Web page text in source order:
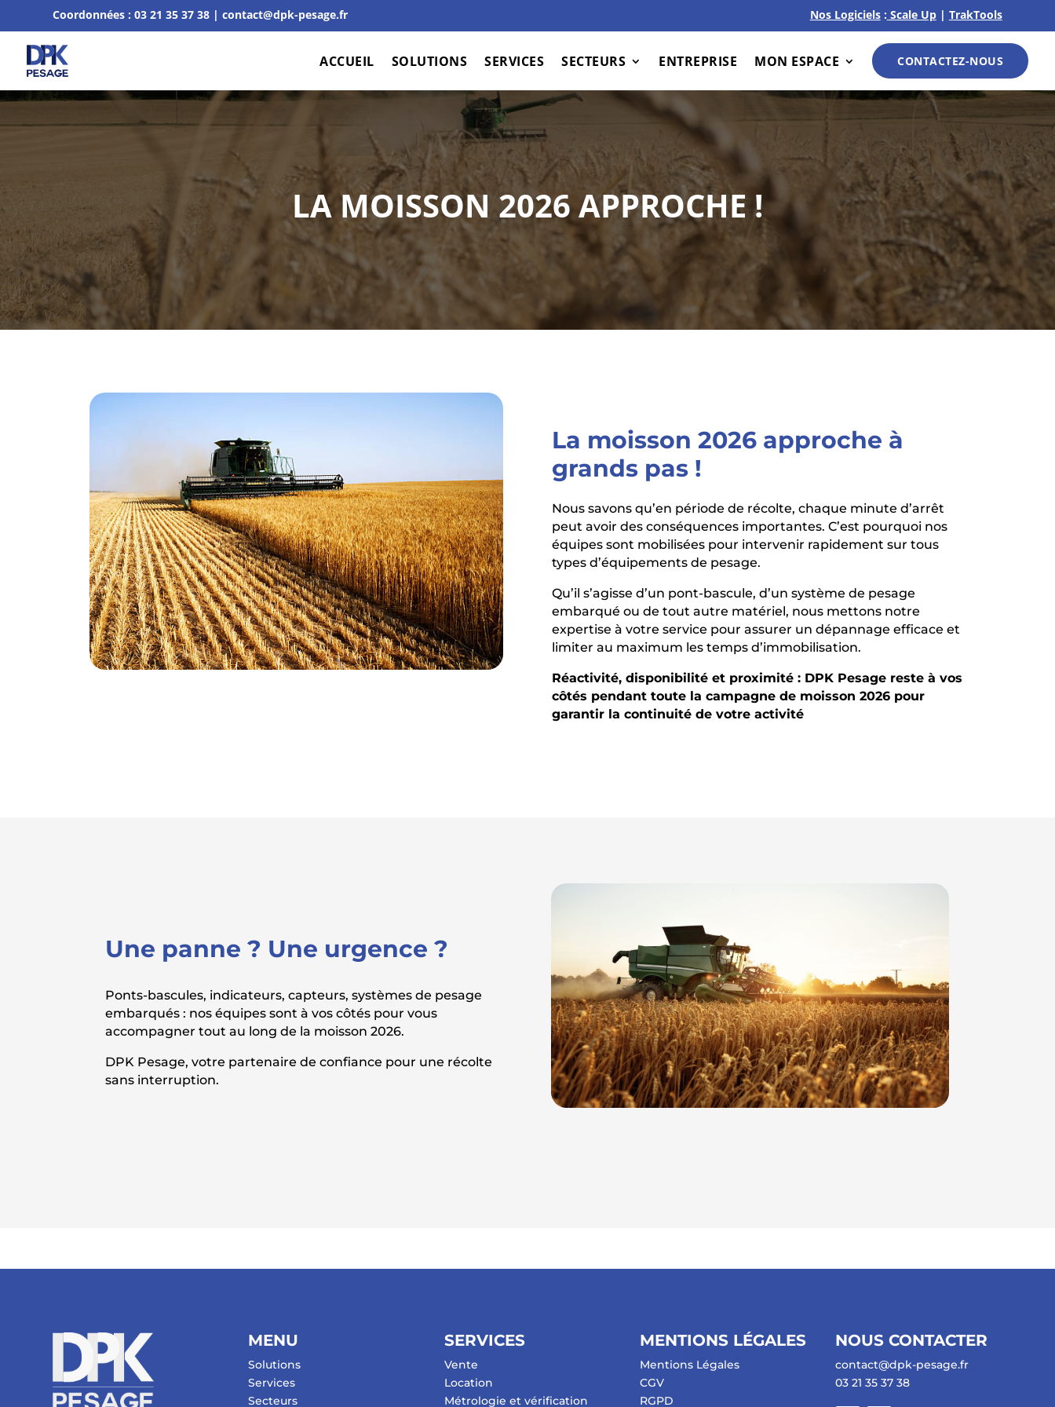
Coordonnées :03 21 35 37 38 |contact@dpk-pesage.fr Nos Logiciels: Scale Up| TrakTools
ACCUEIL SOLUTIONS SERVICES SECTEURS ENTREPRISE MON ESPACE CONTACTEZ-NOUS
LA MOISSON 2026 APPROCHE !
La moisson 2026 approche à
grands pas !
Nous savons qu’en période de récolte, chaque minute d’arrêt
peut avoir des conséquences importantes. C’est pourquoi nos
équipes sont mobilisées pour intervenir rapidement sur tous
types d’équipements de pesage.
Qu’il s’agisse d’un pont-bascule, d’un système de pesage
embarqué ou de tout autre matériel, nous mettons notre
expertise à votre service pour assurer un dépannage efficace et
limiter au maximum les temps d’immobilisation.
Réactivité, disponibilité et proximité : DPK Pesage reste à vos
côtés pendant toute la campagne de moisson 2026 pour
garantir la continuité de votre activité
Une panne ? Une urgence ?
Ponts-bascules, indicateurs, capteurs, systèmes de pesage
embarqués : nos équipes sont à vos côtés pour vous
accompagner tout au long de la moisson 2026.
DPK Pesage, votre partenaire de confiance pour une récolte
sans interruption.
MENU
Solutions
Services
Secteurs
SERVICES
Vente
Location
Métrologie et vérification
MENTIONS LÉGALES
Mentions Légales
CGV
RGPD
NOUS CONTACTER
contact@dpk-pesage.fr
03 21 35 37 38